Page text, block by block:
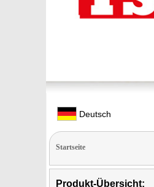
Deutsch
Startseite
Produkt-Übersicht: